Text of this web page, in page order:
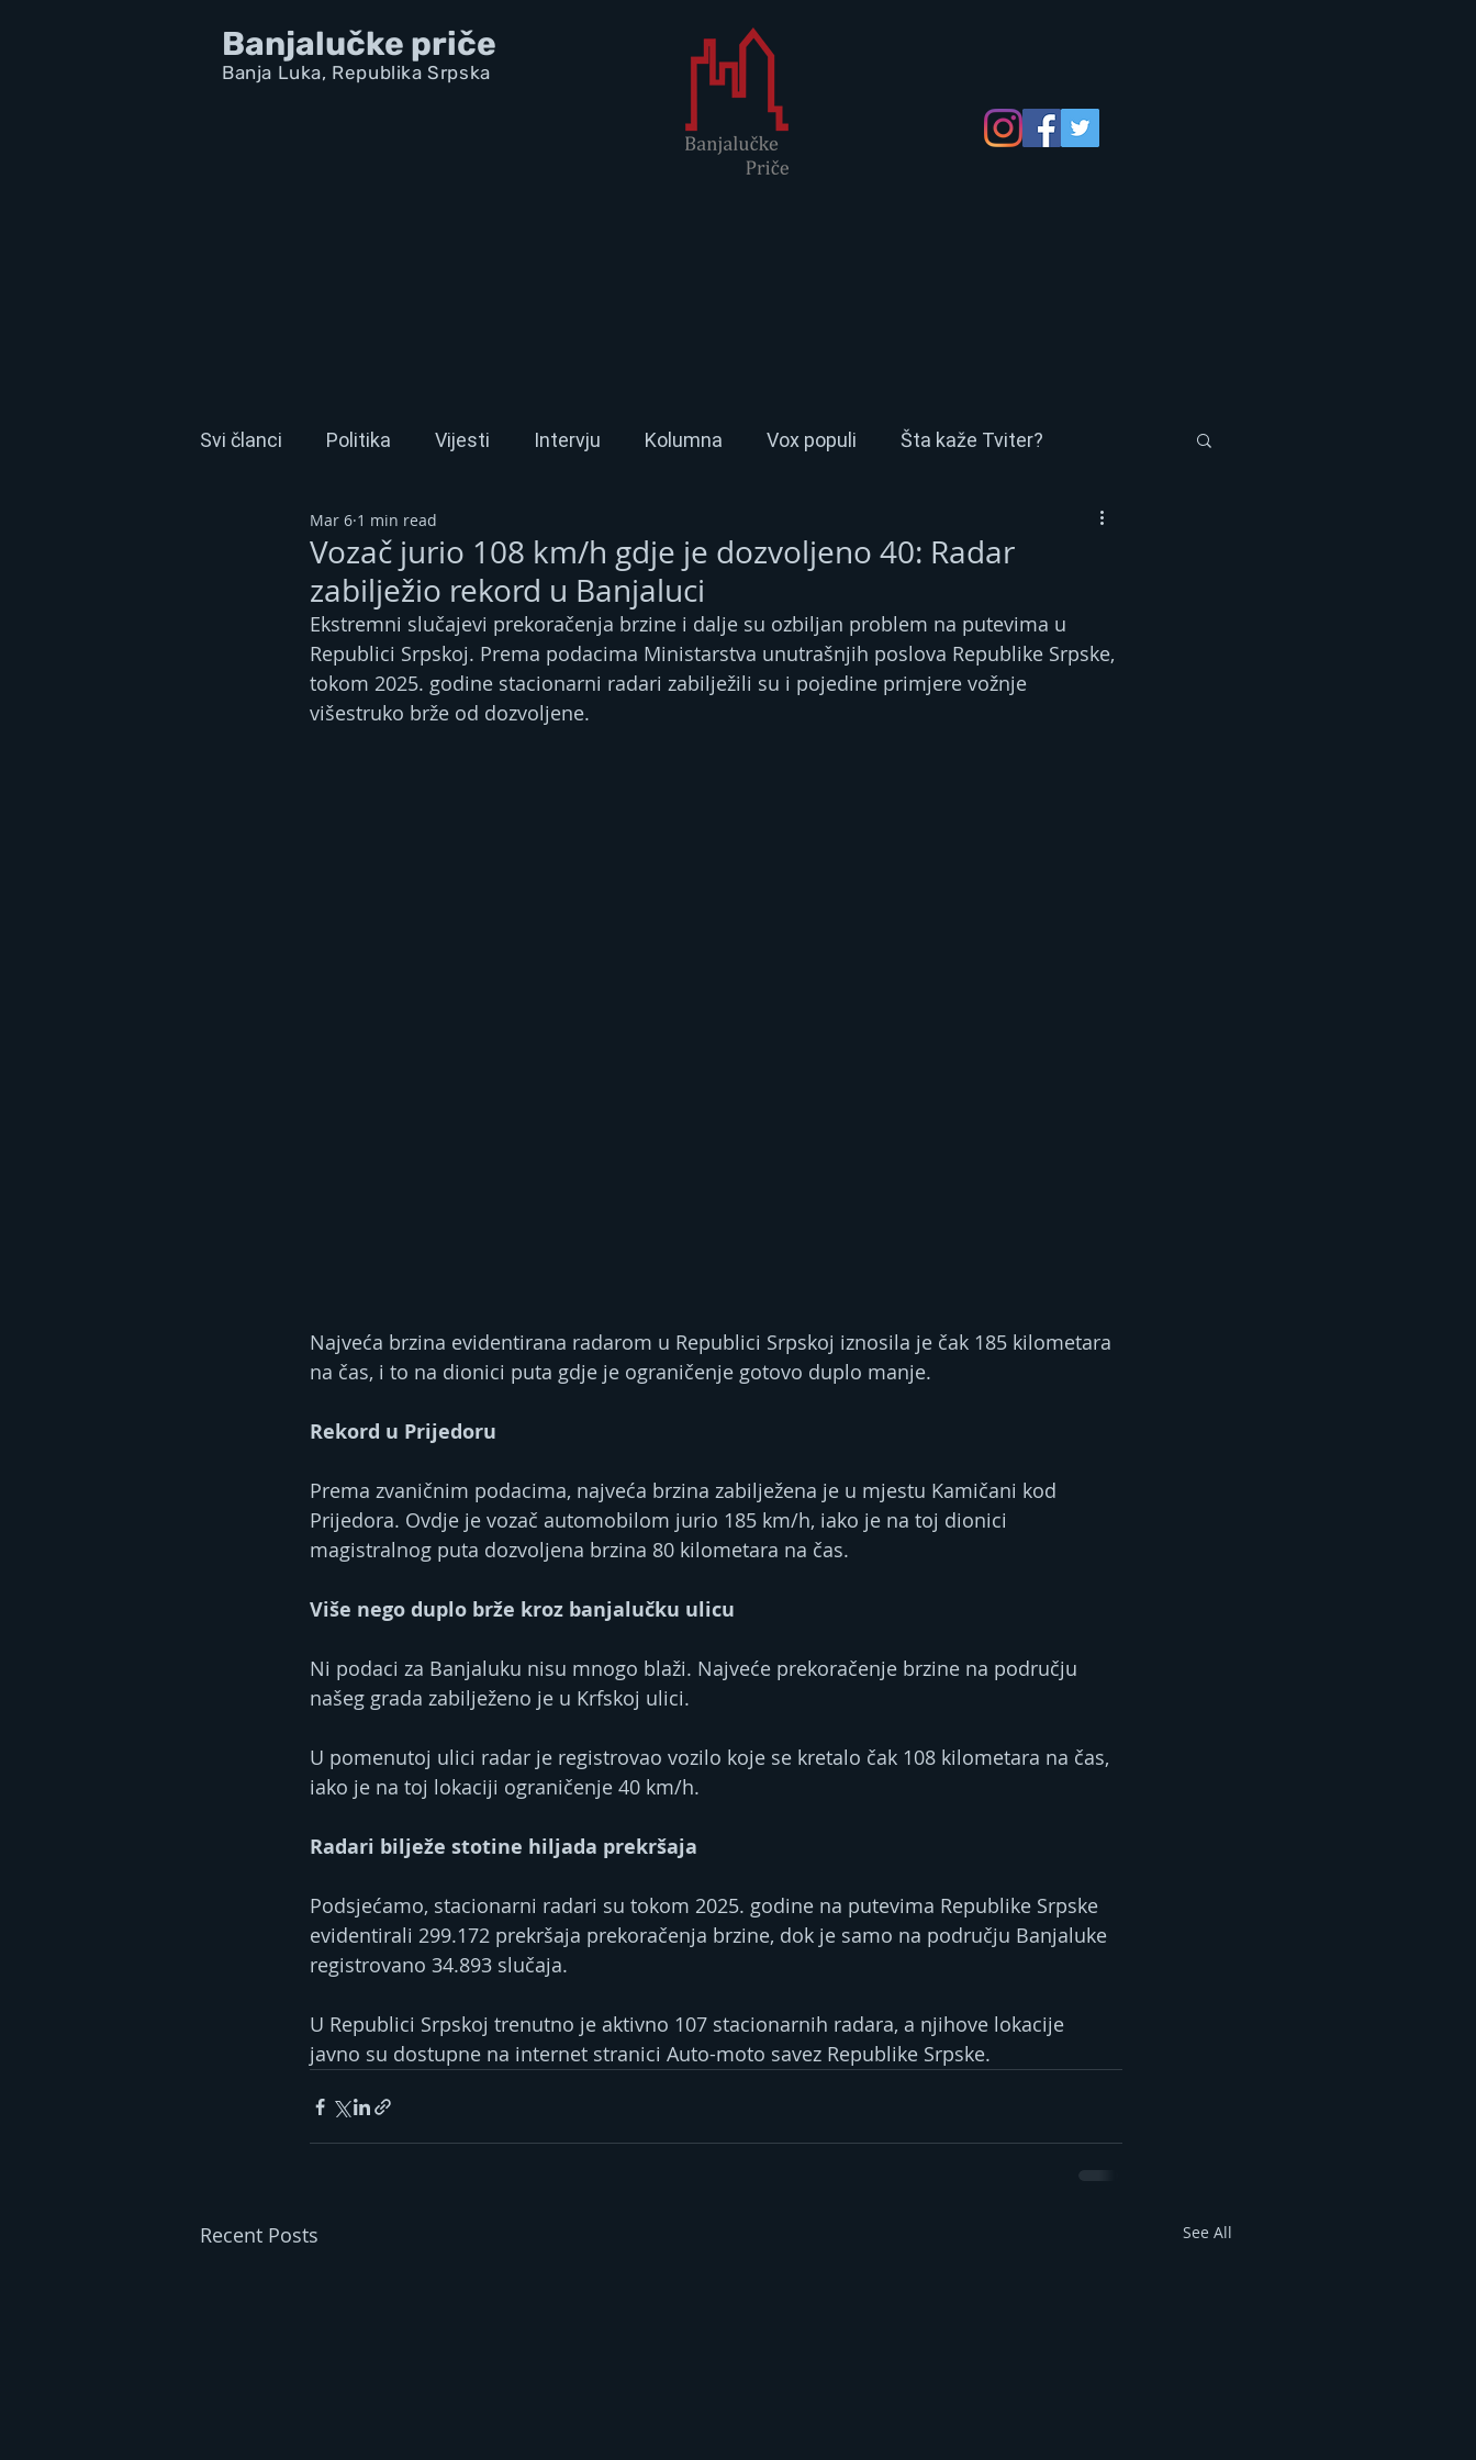
Banjalučke priče
Banja Luka, Republika Srpska
Svi članci Politika Vijesti Intervju Kolumna Vox populi Šta kaže Tviter?
Vozač jurio 108 km/h gdje je dozvoljeno 40: Radar
zabilježio rekord u Banjaluci
Mar 6 1 min read
Ekstremni slučajevi prekoračenja brzine i dalje su ozbiljan problem na putevima u
Republici Srpskoj. Prema podacima Ministarstva unutrašnjih poslova Republike Srpske,
tokom 2025. godine stacionarni radari zabilježili su i pojedine primjere vožnje
višestruko brže od dozvoljene.
Najveća brzina evidentirana radarom u Republici Srpskoj iznosila je čak 185 kilometara
na čas, i to na dionici puta gdje je ograničenje gotovo duplo manje.
Rekord u Prijedoru
Prema zvaničnim podacima, najveća brzina zabilježena je u mjestu Kamičani kod
Prijedora. Ovdje je vozač automobilom jurio 185 km/h, iako je na toj dionici
magistralnog puta dozvoljena brzina 80 kilometara na čas.
Više nego duplo brže kroz banjalučku ulicu
Ni podaci za Banjaluku nisu mnogo blaži. Najveće prekoračenje brzine na području
našeg grada zabilježeno je u Krfskoj ulici.
U pomenutoj ulici radar je registrovao vozilo koje se kretalo čak 108 kilometara na čas,
iako je na toj lokaciji ograničenje 40 km/h.
Radari bilježe stotine hiljada prekršaja
Podsjećamo, stacionarni radari su tokom 2025. godine na putevima Republike Srpske
evidentirali 299.172 prekršaja prekoračenja brzine, dok je samo na području Banjaluke
registrovano 34.893 slučaja.
U Republici Srpskoj trenutno je aktivno 107 stacionarnih radara, a njihove lokacije
javno su dostupne na internet stranici Auto-moto savez Republike Srpske.
Recent Posts See All